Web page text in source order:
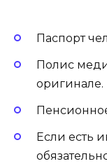
Паспорт
Полис
оригинале.
Если есть